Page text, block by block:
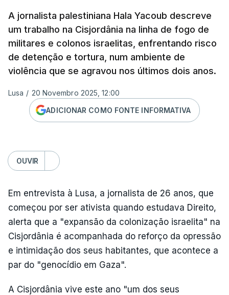
A jornalista palestiniana Hala Yacoub descreve
um trabalho na Cisjordânia na linha de fogo de
militares e colonos israelitas, enfrentando risco
de detenção e tortura, num ambiente de
violência que se agravou nos últimos dois anos.
Lusa / 20 Novembro 2025, 12:00
ADICIONAR COMO FONTE INFORMATIVA
OUVIR
Em entrevista à Lusa, a jornalista de 26 anos, que
começou por ser ativista quando estudava Direito,
alerta que a "expansão da colonização israelita" na
Cisjordânia é acompanhada do reforço da opressão
e intimidação dos seus habitantes, que acontece a
par do "genocídio em Gaza".
A Cisjordânia vive este ano "um dos seus